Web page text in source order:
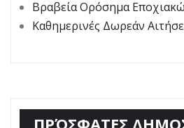
Βραβεία Ορόσημα
Καθημερινές Δωρεάν
ΠΡΌΣΦΑΤΕΣ